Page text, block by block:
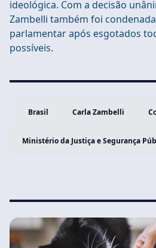
ideológica. Com a decisão
Zambelli também foi
parlamentar após esgotados
possíveis.
Brasil Carla Zambelli
Ministério da Justiça e Segurança